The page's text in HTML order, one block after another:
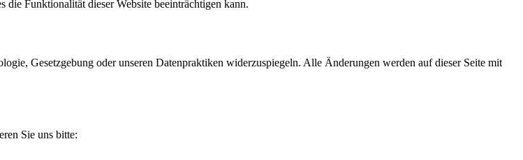
die Funktionalität dieser Website beeinträchtigen kann.
Gesetzgebung oder unseren Datenpraktiken widerzuspiegeln. Alle Änderungen werden auf dieser Seite mit
Sie uns bitte: